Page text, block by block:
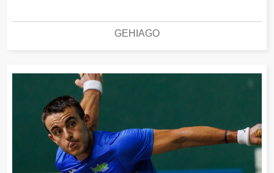
GEHIAGO